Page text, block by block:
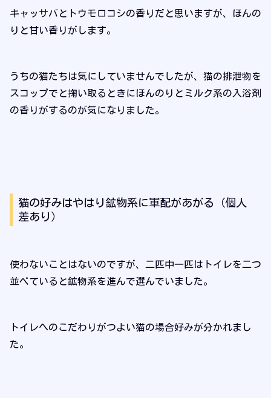
キャッサバとトウモロコシの香りだと思いますが、ほんの
りと甘い香りがします。
うちの猫たちは気にしていませんでしたが、猫の排泄物を
スコップでと掬い取るときにほんのりとミルク系の入浴剤
の香りがするのが気になりました。
猫の好みはやはり鉱物系に軍配があがる（個人
差あり）
使わないことはないのですが、二匹中一匹はトイレを二つ
並べていると鉱物系を進んで選んでいました。
トイレへのこだわりがつよい猫の場合好みが分かれまし
た。